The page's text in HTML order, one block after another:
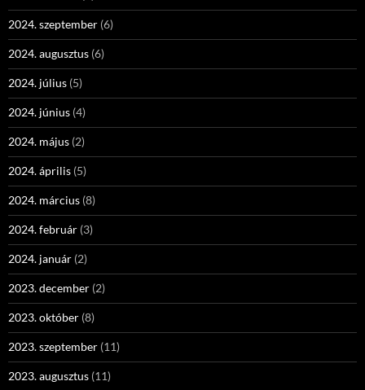
2024. szeptember (6)
2024. augusztus (6)
2024. július (5)
2024. június (4)
2024. május (2)
2024. április (5)
2024. március (8)
2024. február (3)
2024. január (2)
2023. december (2)
2023. október (8)
2023. szeptember (11)
2023. augusztus (11)